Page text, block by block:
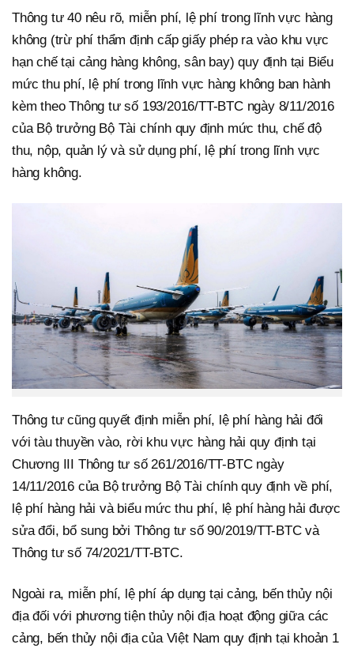
Thông tư 40 nêu rõ, miễn phí, lệ phí trong lĩnh vực hàng
không (trừ phí thẩm định cấp giấy phép ra vào khu vực
hạn chế tại cảng hàng không, sân bay) quy định tại Biểu
mức thu phí, lệ phí trong lĩnh vực hàng không ban hành
kèm theo Thông tư số 193/2016/TT-BTC ngày 8/11/2016
của Bộ trưởng Bộ Tài chính quy định mức thu, chế độ
thu, nộp, quản lý và sử dụng phí, lệ phí trong lĩnh vực
hàng không.
Thông tư cũng quyết định miễn phí, lệ phí hàng hải đối
với tàu thuyền vào, rời khu vực hàng hải quy định tại
Chương III Thông tư số 261/2016/TT-BTC ngày
14/11/2016 của Bộ trưởng Bộ Tài chính quy định về phí,
lệ phí hàng hải và biểu mức thu phí, lệ phí hàng hải được
sửa đổi, bổ sung bởi Thông tư số 90/2019/TT-BTC và
Thông tư số 74/2021/TT-BTC.
Ngoài ra, miễn phí, lệ phí áp dụng tại cảng, bến thủy nội
địa đối với phương tiện thủy nội địa hoạt động giữa các
cảng, bến thủy nội địa của Việt Nam quy định tại khoản 1